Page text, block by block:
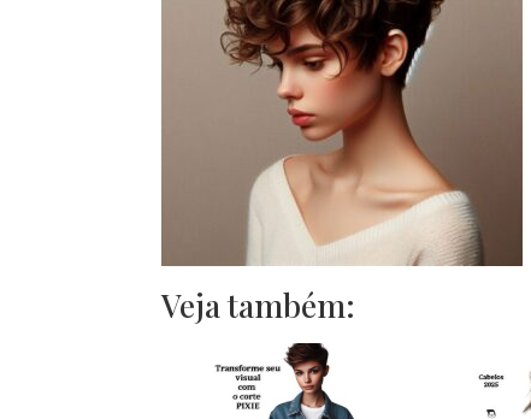
Veja também: